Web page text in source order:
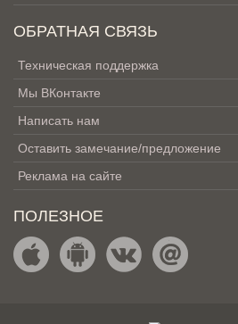
ОБРАТНАЯ СВЯЗЬ
Техническая поддержка
Мы ВКонтакте
Написать нам
Оставить замечание/предложение
Реклама на сайте
ПОЛЕЗНОЕ